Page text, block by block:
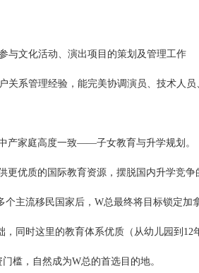
与文化活动、演出项目的策划及管理工作
关系管理经验，能完美协调演员、技术人
产家庭高度一致——子女教育与升学规划。
更优质的国际教育资源，摆脱国内升学竞
主流移民国家后，W总最终将目标锁定加
同时这里的教育体系优质（从幼儿园到12
槛，自然成为W总的首选目的地。